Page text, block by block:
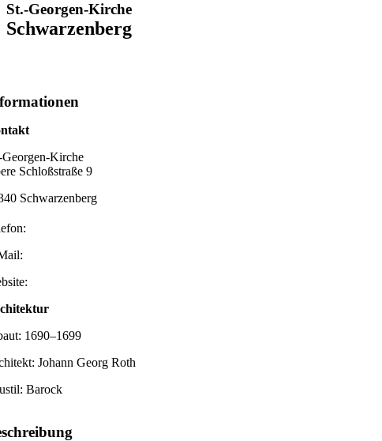
St.-Georgen-Kirche
Schwarzenberg
Georgen-Kirche
Schloßstraße 9
Schwarzenberg
1690–1699
Johann Georg Roth
Barock